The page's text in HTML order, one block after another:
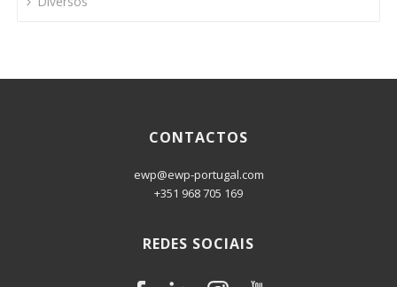
CONTACTOS
ewp@ewp-portugal.com
+351 968 705 169
REDES SOCIAIS